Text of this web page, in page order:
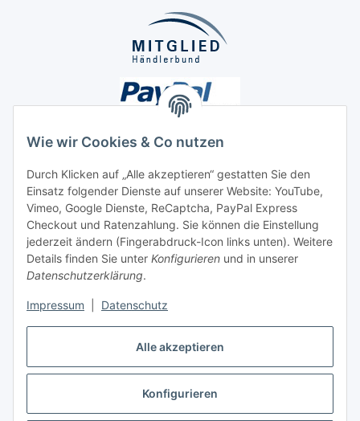
Alle akzeptieren
Konfigurieren
Wie wir Cookies & Co nutzen
Durch Klicken auf „Alle akzeptieren“ gestatten Sie den
Einsatz folgender Dienste auf unserer Website: YouTube,
Vimeo, Google Dienste, ReCaptcha, PayPal Express
Checkout und Ratenzahlung. Sie können die Einstellung
jederzeit ändern (Fingerabdruck-Icon links unten). Weitere
Details finden Sie unter Konfigurieren und in unserer
Datenschutzerklärung.
Impressum Datenschutz
Unsere Seiten
Social Media
Vertrag widerrufen
* Alle Preise inkl. gesetzlicher USt., ** siehe Lieferbedingungen, zzgl.
Versand